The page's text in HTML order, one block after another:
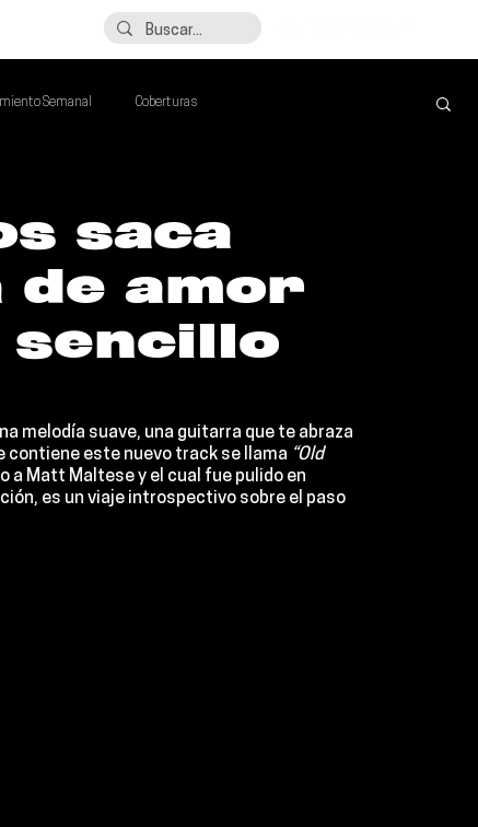
Semanal Coberturas
Álbumes de la Semana
saca
de amor
sencillo
melodía suave, una guitarra que te abraza
contiene este nuevo track se llama “Old
a Matt Maltese y el cual fue pulido en
es un viaje introspectivo sobre el paso